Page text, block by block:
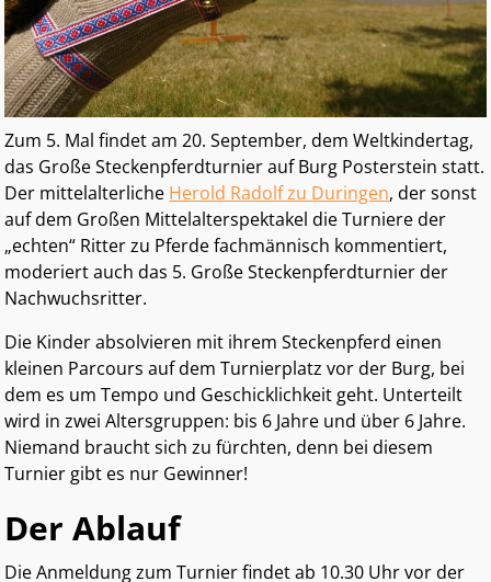
Zum 5. Mal findet am 20. September, dem Weltkindertag,
das Große Steckenpferdturnier auf Burg Posterstein statt.
Der mittelalterliche Herold Radolf zu Duringen, der sonst
auf dem Großen Mittelalterspektakel die Turniere der
„echten“ Ritter zu Pferde fachmännisch kommentiert,
moderiert auch das 5. Große Steckenpferdturnier der
Nachwuchsritter.
Die Kinder absolvieren mit ihrem Steckenpferd einen
kleinen Parcours auf dem Turnierplatz vor der Burg, bei
dem es um Tempo und Geschicklichkeit geht. Unterteilt
wird in zwei Altersgruppen: bis 6 Jahre und über 6 Jahre.
Niemand braucht sich zu fürchten, denn bei diesem
Turnier gibt es nur Gewinner!
Der Ablauf
Die Anmeldung zum Turnier findet ab 10.30 Uhr vor der